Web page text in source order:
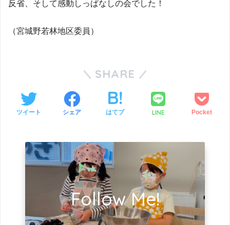
反省、そして感動しっぱなしの会でした！
（宮城野若林地区委員）
SHARE
ツイート シェア はてブ LINE Pocket
Follow Me!